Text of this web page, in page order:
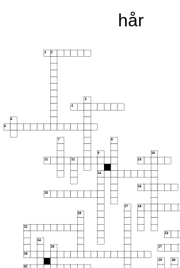
hår
1 2
3
4
5
6
7 8
9 10
11 12 13
14
15
16
17 18
20
22
23
24
26 27
28
29 30
32